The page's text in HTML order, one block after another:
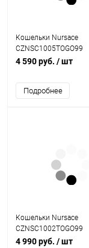
Кошельки Nursace
CZNSC1005TOGO99
4 590 руб. / шт
Подробнее
Кошельки Nursace
CZNSC1002TOGO99
4 990 руб. / шт